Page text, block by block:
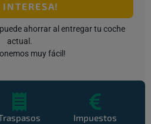
INTERESA!
ahorrar al entregar tu coche
actual.
muy fácil!
Impuestos